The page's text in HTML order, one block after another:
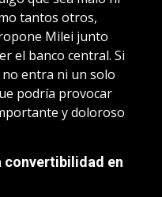
tantos otros,
Milei junto
el banco central. Si
entra ni un solo
podría provocar
y doloroso
convertibilidad en